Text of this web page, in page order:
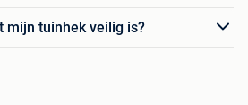
mijn tuinhek veilig is?